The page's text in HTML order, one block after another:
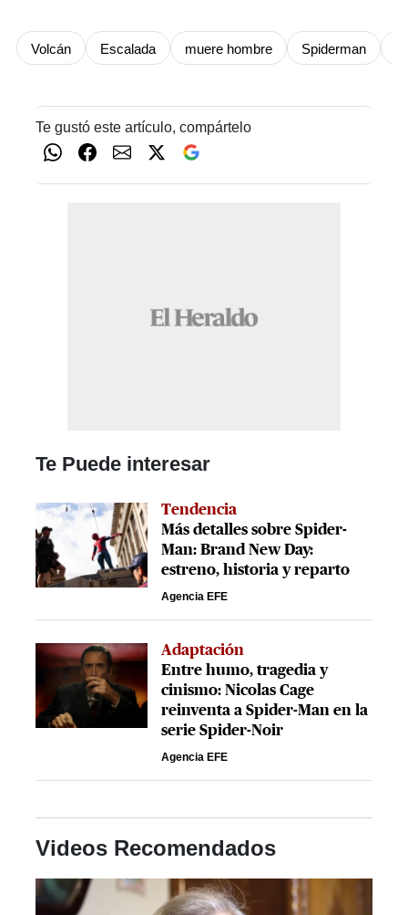
Volcán Escalada muere hombre Spiderman
Te gustó este artículo, compártelo
Te Puede interesar
Tendencia
Más detalles sobre Spider-
Man: Brand New Day:
estreno, historia y reparto
Agencia EFE
Adaptación
Entre humo, tragedia y
cinismo: Nicolas Cage
reinventa a Spider-Man en la
serie Spider-Noir
Agencia EFE
Videos Recomendados